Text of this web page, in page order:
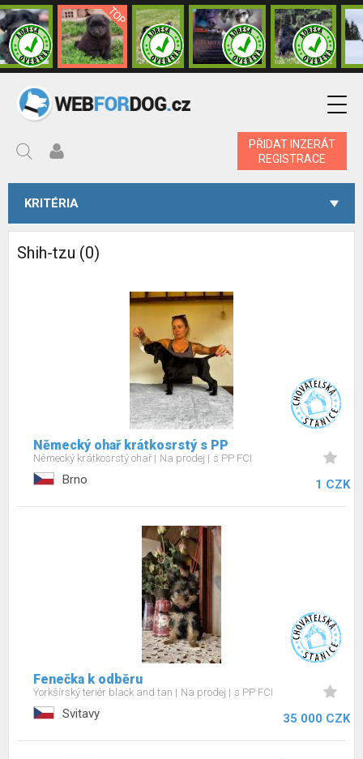
PŘIDAT INZERÁT
REGISTRACE
KRITÉRIA
Shih-tzu (0)
Německý ohař krátkosrstý s PP
Německý krátkosrstý ohař Na prodej s PP FCI
Brno 1 CZK
Fenečka k odběru
Yorkšírský teriér black and tan Na prodej s PP FCI
Svitavy 35 000 CZK